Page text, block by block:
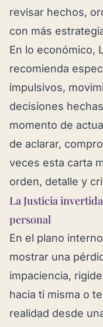
revisar hechos,
con más
En lo económico,
recomienda
impulsivos,
decisiones
momento de
de aclarar,
veces esta carta
orden, detalle y
La Justicia
personal
En el plano
mostrar una
impaciencia,
hacia ti misma o
realidad desde